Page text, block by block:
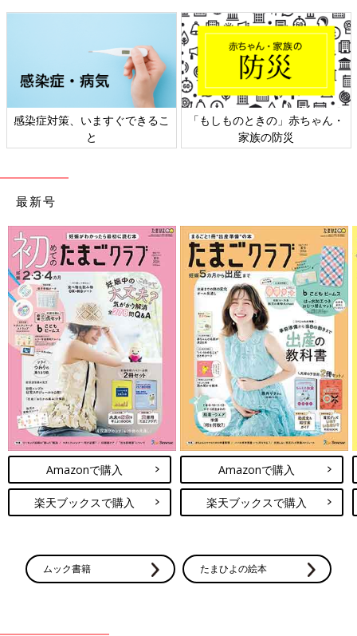
感染症対策、いますぐできるこ
と
「もしものときの」赤ちゃん・
家族の防災
最新号
Amazonで購入
楽天ブックスで購入
Amazonで購入
楽天ブックスで購入
ムック書籍 たまひよの絵本